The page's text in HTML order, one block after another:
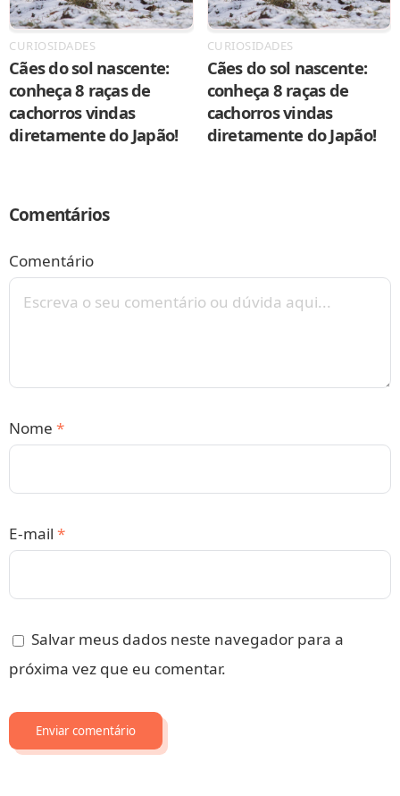
CURIOSIDADES
Cães do sol nascente:
conheça 8 raças de
cachorros vindas
diretamente do Japão!
CURIOSIDADES
Cães do sol nascente:
conheça 8 raças de
cachorros vindas
diretamente do Japão!
Comentários
Comentário
Nome *
E-mail *
Salvar meus dados neste navegador para a
próxima vez que eu comentar.